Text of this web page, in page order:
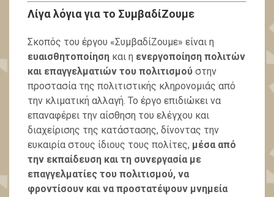
Λίγα λόγια για το ΣυμβαδίΖουμε
Σκοπός του έργου «ΣυμβαδίΖουμε» είναι η
ευαισθητοποίηση και η ενεργοποίηση πολιτών
και επαγγελματιών του πολιτισμού στην
προστασία της πολιτιστικής κληρονομιάς από
την κλιματική αλλαγή. Το έργο επιδιώκει να
επαναφέρει την αίσθηση του ελέγχου και
διαχείρισης της κατάστασης, δίνοντας την
ευκαιρία στους ίδιους τους πολίτες, μέσα από
την εκπαίδευση και τη συνεργασία με
επαγγελματίες του πολιτισμού, να
φροντίσουν και να προστατέψουν μνημεία